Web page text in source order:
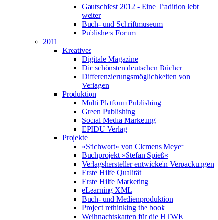
Gautschfest 2012 - Eine Tradition lebt
weiter
Buch- und Schriftmuseum
Publishers Forum
2011
Kreatives
Digitale Magazine
Die schönsten deutschen Bücher
Differenzierungsmöglichkeiten von
Verlagen
Produktion
Multi Platform Publishing
Green Publishing
Social Media Marketing
EPIDU Verlag
Projekte
»Stichwort« von Clemens Meyer
Buchprojekt »Stefan Spieß«
Verlagshersteller entwickeln Verpackungen
Erste Hilfe Qualität
Erste Hilfe Marketing
eLearning XML
Buch- und Medienproduktion
Project rethinking the book
Weihnachtskarten für die HTWK